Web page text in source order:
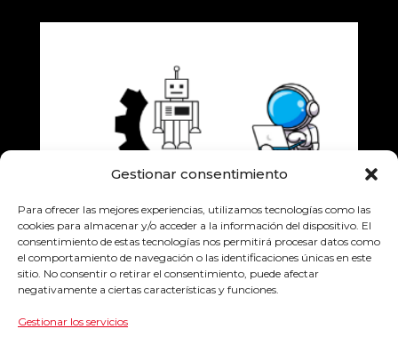
Gestionar consentimiento
Para ofrecer las mejores experiencias, utilizamos tecnologías como las
cookies para almacenar y/o acceder a la información del dispositivo. El
consentimiento de estas tecnologías nos permitirá procesar datos como
el comportamiento de navegación o las identificaciones únicas en este
sitio. No consentir o retirar el consentimiento, puede afectar
negativamente a ciertas características y funciones.
Gestionar los servicios